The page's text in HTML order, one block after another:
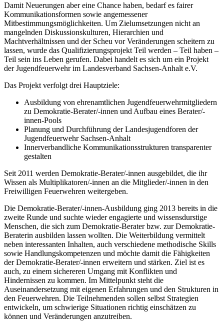
Damit Neuerungen aber eine Chance haben, bedarf es fairer
Kommunikationsformen sowie angemessener
Mitbestimmungsmöglichkeiten. Um Zielumsetzungen nicht an
mangelnden Diskussionskulturen, Hierarchien und
Machtverhältnissen und der Scheu vor Veränderungen scheitern zu
lassen, wurde das Qualifizierungsprojekt Teil werden – Teil haben –
Teil sein ins Leben gerufen. Dabei handelt es sich um ein Projekt
der Jugendfeuerwehr im Landesverband Sachsen-Anhalt e.V.
Das Projekt verfolgt drei Hauptziele:
Ausbildung von ehrenamtlichen Jugendfeuerwehrmitgliedern
zu Demokratie-Berater/-innen und Aufbau eines Berater/-
innen-Pools
Planung und Durchführung der Landesjugendforen der
Jugendfeuerwehr Sachsen-Anhalt
Innerverbandliche Kommunikationsstrukturen transparenter
gestalten
Seit 2011 werden Demokratie-Berater/-innen ausgebildet, die ihr
Wissen als Multiplikatoren/-innen an die Mitglieder/-innen in den
Freiwilligen Feuerwehren weitergeben.
Die Demokratie-Berater/-innen-Ausbildung ging 2013 bereits in die
zweite Runde und suchte wieder engagierte und wissensdurstige
Menschen, die sich zum Demokratie-Berater bzw. zur Demokratie-
Beraterin ausbilden lassen wollten. Die Weiterbildung vermittelt
neben interessanten Inhalten, auch verschiedene methodische Skills
sowie Handlungskompetenzen und möchte damit die Fähigkeiten
der Demokratie-Berater/-innen erweitern und stärken. Ziel ist es
auch, zu einem sichereren Umgang mit Konflikten und
Hindernissen zu kommen. Im Mittelpunkt steht die
Auseinandersetzung mit eigenen Erfahrungen und den Strukturen in
den Feuerwehren. Die Teilnehmenden sollen selbst Strategien
entwickeln, um schwierige Situationen richtig einschätzen zu
können und Veränderungen anzutreiben.